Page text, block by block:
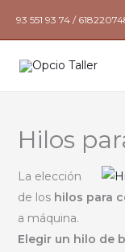
93 551 93 74 /
Hilos
La elección
de los hilos para
a máquina.
Elegir un hilo de